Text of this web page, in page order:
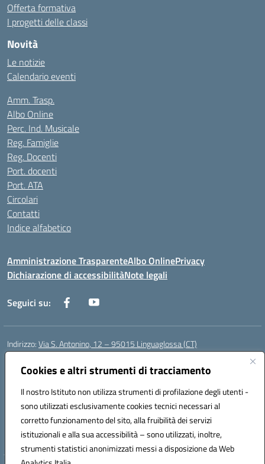
Cookies e altri strumenti di tracciamento
Il nostro Istituto non utilizza strumenti di profilazione degli utenti -
sono utilizzati esclusivamente cookies tecnici necessari al
corretto funzionamento del sito, alla fruibilità dei servizi
istituzionali e alla sua accessibilità – sono utilizzati, inoltre,
strumenti statistici anonimizzati messi a disposizione da Web
Offerta formativa
I progetti delle classi
Novità
Le notizie
Calendario eventi
Amm. Trasp.
Albo Online
Perc. Ind. Musicale
Reg. Famiglie
Reg. Docenti
Port. docenti
Port. ATA
Circolari
Contatti
Indice alfabetico
Amministrazione TrasparenteAlbo OnlinePrivacy
Dichiarazione di accessibilitàNote legali
Seguici su:
Indirizzo:Via S. Antonino, 12 – 95015 Linguaglossa (CT)
Centralino:
Posta elettronica certificata (PEC):ctic83200r@pec.istruzione.it
Codice fiscale: 83002470876
Codice meccanografico:CTIC83200R
Codice Indice delle Pubbliche Amministrazioni (IPA): istsc_CTIC83200R
Codice unico di fatturazione (CUF): UF7TEB